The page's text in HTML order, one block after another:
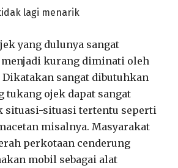
lagi menarik
yang dulunya sangat
kurang diminati oleh
Dikatakan sangat dibutuhkan
tukang ojek dapat sangat
situasi-situasi tertentu seperti
misalnya. Masyarakat
perkotaan cenderung
mobil sebagai alat